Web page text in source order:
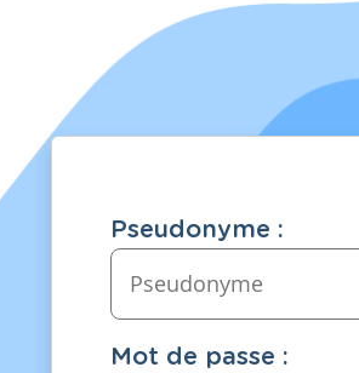
Pseudonyme :
Mot de passe :